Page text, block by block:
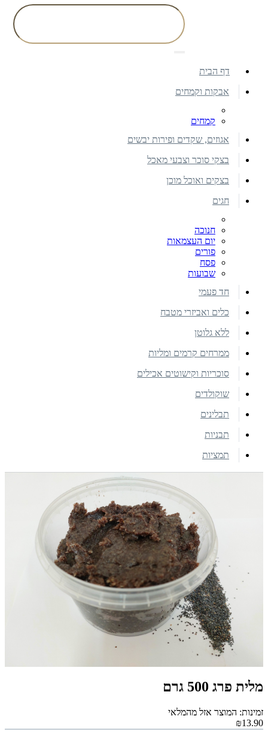
דף הבית
אבקות וקמחים
קמחים
אגוזים, שקדים ופירות יבשים
בצקי סוכר וצבעי מאכל
בצקים ואוכל מוכן
חגים
חנוכה
יום העצמאות
פורים
פסח
שבועות
חד פעמי
כלים ואביזרי מטבח
ללא גלוטן
ממרחים קרמים ומליות
סוכריות וקישוטים אכילים
שוקולדים
תבלינים
תבניות
תמציות
מלית פרג 500 גרם
זמינות: המוצר אזל מהמלאי
₪13.90